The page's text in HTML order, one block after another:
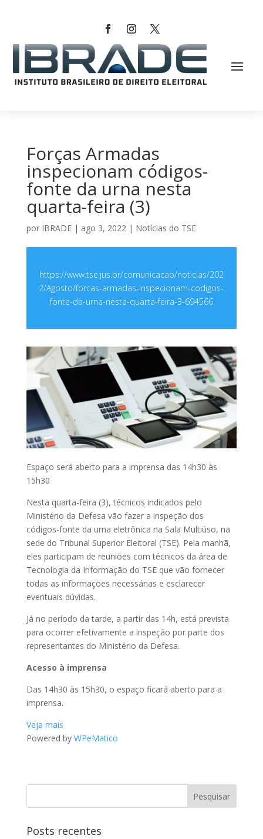
Forças Armadas
inspecionam códigos-
fonte da urna nesta
quarta-feira (3)
por IBRADE| ago 3, 2022| Notícias do TSE
https://www.tse.jus.br/comunicacao/noticias/202
2/Agosto/forcas-armadas-inspecionam-codigos-
fonte-da-urna-nesta-quarta-feira-3-694566
Espaço será aberto para a imprensa das 14h30 às
15h30
Nesta quarta-feira (3), técnicos indicados pelo
Ministério da Defesa vão fazer a inspeção dos
códigos-fonte da urna eletrônica na Sala Multiúso, na
sede do Tribunal Superior Eleitoral (TSE). Pela manhã,
eles participam de reuniões com técnicos da área de
Tecnologia da Informação do TSE que vão fornecer
todas as informações necessárias e esclarecer
eventuais dúvidas.
Já no período da tarde, a partir das 14h, está prevista
para ocorrer efetivamente a inspeção por parte dos
representantes do Ministério da Defesa.
Acesso à imprensa
Das 14h30 às 15h30, o espaço ficará aberto para a
imprensa.
Veja mais
Powered by WPeMatico
Posts recentes